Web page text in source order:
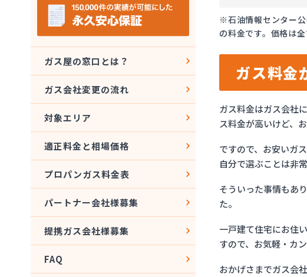
※石油情報センター
の料金です。価格は全
ガス料金
ガス料金はガス会社
ス料金が高いけど、
ですので、お安いガ
自分で選ぶことは非
そういった事情もあ
た。
一戸建て住宅にお住
すので、お気軽・カ
おかげさまでガス会
ガス屋の窓口とは？
ガス会社変更の流れ
対象エリア
適正料金と相場価格
プロパンガス料金表
パートナー会社様募集
提携ガス会社様募集
FAQ